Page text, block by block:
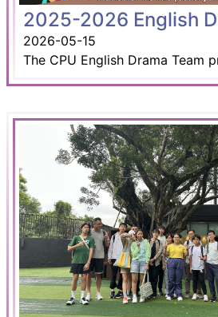
2025-2026 English
2026-05-15